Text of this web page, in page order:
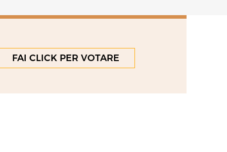
FAI CLICK PER VOTARE